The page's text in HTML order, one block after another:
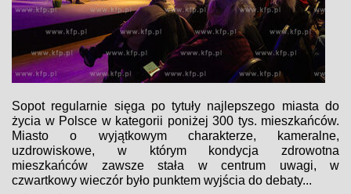
Sopot regularnie sięga po tytuły najlepszego miasta do
życia w Polsce w kategorii poniżej 300 tys. mieszkańców.
Miasto o wyjątkowym charakterze, kameralne,
uzdrowiskowe, w którym kondycja zdrowotna
mieszkańców zawsze stała w centrum uwagi, w
czwartkowy wieczór było punktem wyjścia do debaty...